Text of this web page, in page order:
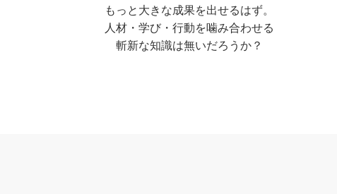
もっと大きな成果を出せるはず。
人材・学び・行動を噛み合わせる
斬新な知識は無いだろうか？